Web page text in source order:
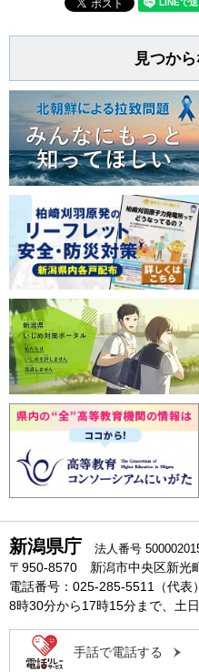
見つか
新潟県庁 法人番号
〒950-8570 新潟市中央区新光
電話番号：025-285-5511（代表）
8時30分から17時15分まで、土
手話で電話する